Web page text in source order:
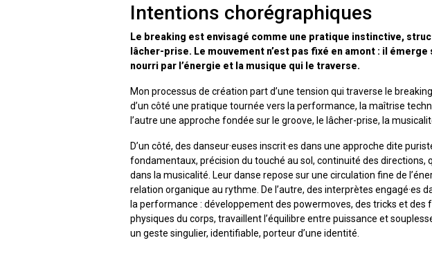
Intentions chorégraphiques
Le breaking est envisagé comme une pratique instinctive,
lâcher-prise. Le mouvement n’est pas fixé en amont : il émerge
nourri par l’énergie et la musique qui le traverse.
Mon processus de création part d’une tension qui traverse le
d’un côté une pratique tournée vers la performance, la maîtrise
l’autre une approche fondée sur le groove, le lâcher-prise, la
D’un côté, des danseur·euses inscrit·es dans une approche dite
fondamentaux, précision du touché au sol, continuité des directions,
dans la musicalité. Leur danse repose sur une circulation fine de
relation organique au rythme. De l’autre, des interprètes engagé·es
la performance : développement des powermoves, des tricks et des
physiques du corps, travaillent l’équilibre entre puissance et
un geste singulier, identifiable, porteur d’une identité.